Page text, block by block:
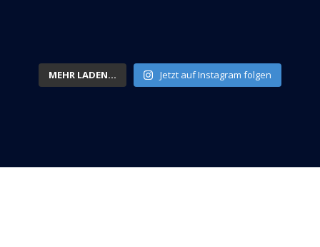
MEHR LADEN... Jetzt auf Instagram folgen